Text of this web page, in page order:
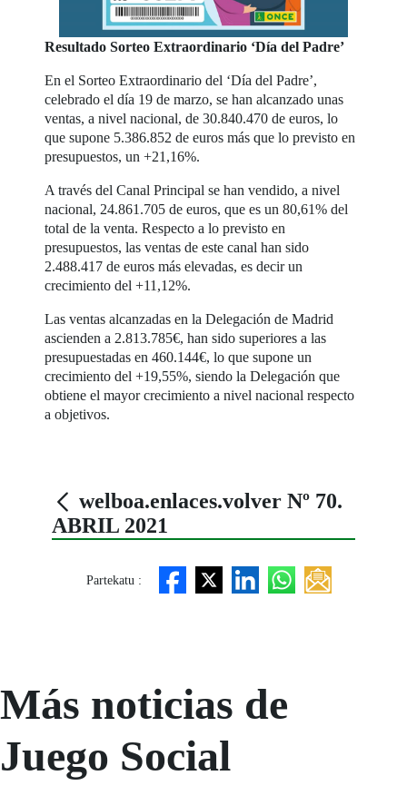
Resultado Sorteo Extraordinario ‘Día del Padre’
En el Sorteo Extraordinario del ‘Día del Padre’,
celebrado el día 19 de marzo, se han alcanzado unas
ventas, a nivel nacional, de 30.840.470 de euros, lo
que supone 5.386.852 de euros más que lo previsto en
presupuestos, un +21,16%.
A través del Canal Principal se han vendido, a nivel
nacional, 24.861.705 de euros, que es un 80,61% del
total de la venta. Respecto a lo previsto en
presupuestos, las ventas de este canal han sido
2.488.417 de euros más elevadas, es decir un
crecimiento del +11,12%.
Las ventas alcanzadas en la Delegación de Madrid
ascienden a 2.813.785€, han sido superiores a las
presupuestadas en 460.144€, lo que supone un
crecimiento del +19,55%, siendo la Delegación que
obtiene el mayor crecimiento a nivel nacional respecto
a objetivos.
welboa.enlaces.volver Nº 70.
ABRIL 2021
Partekatu :
Más noticias de
Juego Social